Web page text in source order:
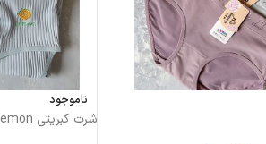
ناموجود
شرت كبريتي lemon